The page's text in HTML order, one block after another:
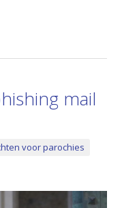
mail
voor parochies